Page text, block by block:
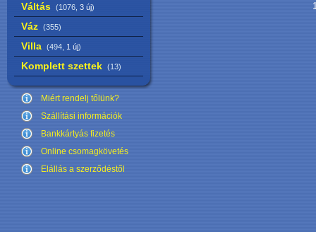
Váltás (1076, 3 új)
Váz (355)
Villa (494, 1 új)
Komplett szettek (13)
Miért rendelj tőlünk?
Szállítási információk
Bankkártyás fizetés
Online csomagkövetés
Elállás a szerződéstől